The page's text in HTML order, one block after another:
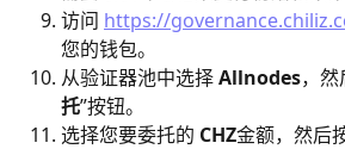
访问 https://
您的钱包。
从验证器池中选择 Allnodes，
托”按钮。
选择您要委托的 CHZ金额，然后